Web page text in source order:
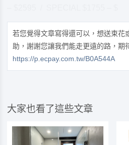
若您覺得文章寫得還可以，想送束花
助，謝謝您讓我們能走更遠的路，期
https://p.ecpay.com.tw/B0A544A
大家也看了這些文章